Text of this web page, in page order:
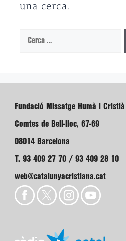
una cerca.
Cerca:
Fundació Missatge Humà i Cristià
Comtes de Bell-lloc, 67-69
08014 Barcelona
T. 93 409 27 70 / 93 409 28 10
web@catalunyacristiana.cat